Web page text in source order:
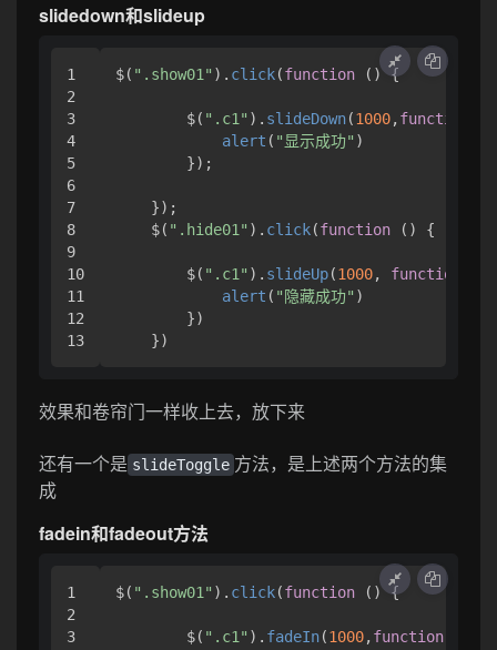
slidedown和slideup
1
2
3
4
5
6
7
8
9
10
11
12
$( ".show01" ). click(function ( ) {
        $(
".c1" ). slideDown(1000,function
alert ( "显示成功" )
        });
    });
    $(
".hide01" ). click(function ( ) {
        $(
".c1" ). slideUp(1000, function
alert ( "隐藏成功" )
        })
    })
效果和卷帘门一样收上去，放下来
还有一个是 slideToggle 方法，是上述两个方法的集
成
fadein和fadeout方法
1
2
3
$( ".show01" ). click(function ( ) {
        $(
".c1" ). fadeIn(1000,function